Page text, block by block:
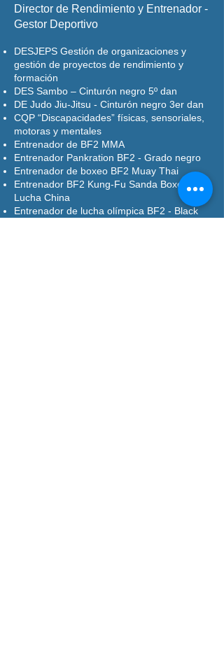
Director de Rendimiento y Entrenador -
Gestor Deportivo
DESJEPS Gestión de organizaciones y
gestión de proyectos de rendimiento y
formación
DES Sambo – Cinturón negro 5º dan
DE Judo Jiu-Jitsu - Cinturón negro 3er dan
CQP “Discapacidades” físicas, sensoriales,
motoras y mentales
Entrenador de BF2 MMA
Entrenador Pankration BF2 - Grado negro
Entrenador de boxeo BF2 Muay Thai
Entrenador BF2 Kung-Fu Sanda Boxeo y
Lucha China
Entrenador de lucha olímpica BF2 - Black